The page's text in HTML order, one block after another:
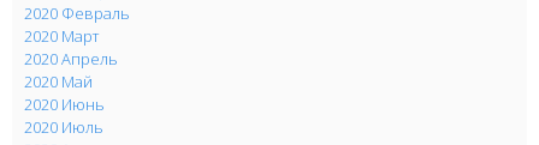
2020 Февраль
2020 Март
2020 Апрель
2020 Май
2020 Июнь
2020 Июль